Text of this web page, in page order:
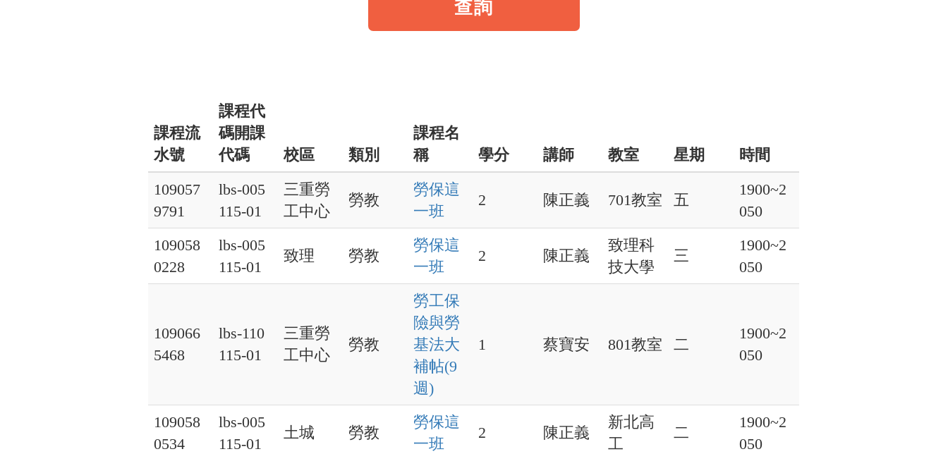
查詢
課程流
水號
課程代
碼開課
代碼
校區 類別
課程名
稱
學分 講師 教室 星期
時間
109057
9791
lbs-005
115-01
三重勞
工中心
勞教
勞保這
一班
2 陳正義 701教室 五
1900~2
050
109058
0228
lbs-005
115-01
致理 勞教
勞保這
一班
2 陳正義
致理科
技大學
三
1900~2
050
109066
5468
lbs-110
115-01
三重勞
工中心
勞教
勞工保
險與勞
基法大
補帖(9
週)
1 蔡寶安 801教室 二
1900~2
050
109058
0534
lbs-005
115-01
土城 勞教
勞保這
一班
2 陳正義
新北高
工
二
1900~2
050